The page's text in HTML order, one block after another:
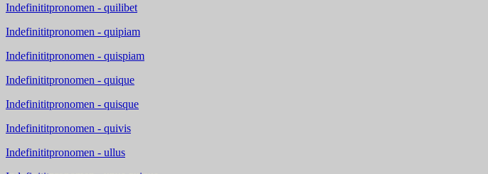
Indefinititpronomen - quilibet
Indefinititpronomen - quipiam
Indefinititpronomen - quispiam
Indefinititpronomen - quique
Indefinititpronomen - quisque
Indefinititpronomen - quivis
Indefinititpronomen - ullus